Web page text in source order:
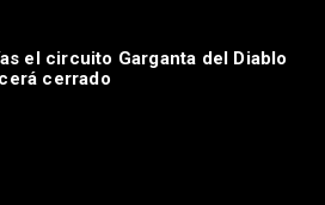
el circuito Garganta del Diablo
cerrado